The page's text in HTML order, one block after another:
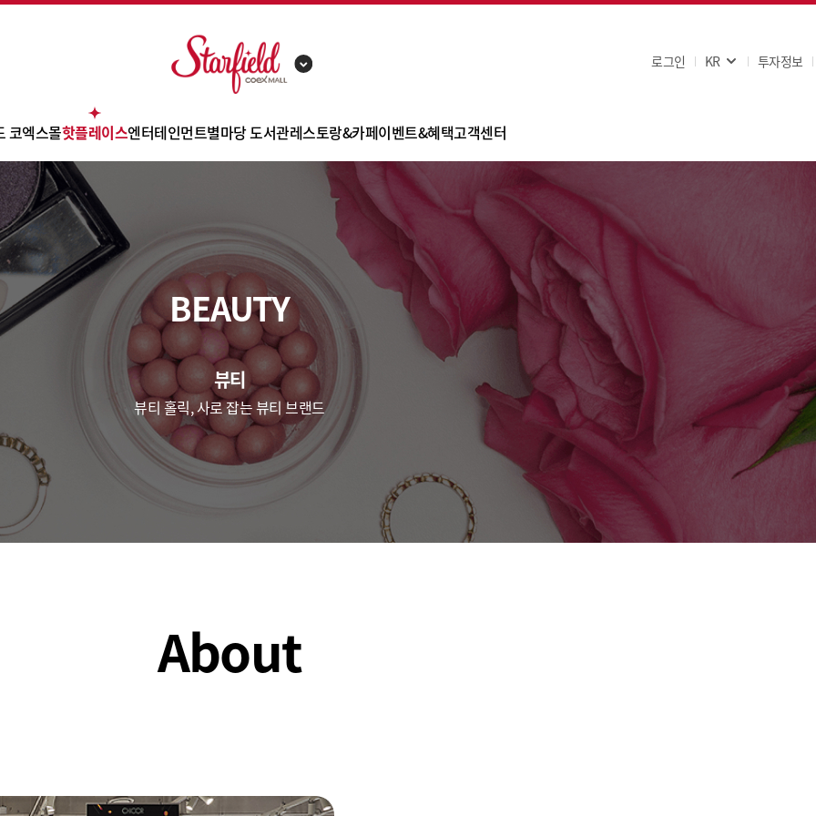
코엑스몰
소개
안내
리 안내
시설
는길
츠 제휴
핫플레이스
SPA
라이프스타일
뷰티
엔터테인먼트
영풍문고
TGX 골프 아카데미
별마당 도서관
아트 프로젝트
후기영상
레스토랑&카페
고메스트리트
푸드스트리트
레스토랑
이벤트&혜택
이벤트
쇼핑 혜택
사은행사
제휴카드
쿠폰
고객센터
공지사항
로그인 KR 투자정보
BEAUTY
뷰티
뷰티 홀릭, 사로 잡는 뷰티 브랜드
About